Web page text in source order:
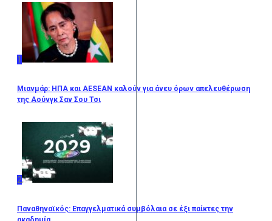
1
Μιανμάρ: ΗΠΑ και AESEAN καλούν για άνευ όρων απελευθέρωση
της Αούνγκ Σαν Σου Τσι
2
Παναθηναϊκός: Επαγγελματικά συμβόλαια σε έξι παίκτες την